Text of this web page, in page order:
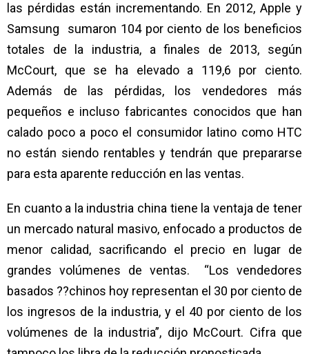
las pérdidas están incrementando. En 2012, Apple y
Samsung sumaron 104 por ciento de los beneficios
totales de la industria, a finales de 2013, según
McCourt, que se ha elevado a 119,6 por ciento.
Además de las pérdidas, los vendedores más
pequeños e incluso fabricantes conocidos que han
calado poco a poco el consumidor latino como HTC
no están siendo rentables y tendrán que prepararse
para esta aparente reducción en las ventas.
En cuanto a la industria china tiene la ventaja de tener
un mercado natural masivo, enfocado a productos de
menor calidad, sacrificando el precio en lugar de
grandes volúmenes de ventas. “Los vendedores
basados ??chinos hoy representan el 30 por ciento de
los ingresos de la industria, y el 40 por ciento de los
volúmenes de la industria”, dijo McCourt. Cifra que